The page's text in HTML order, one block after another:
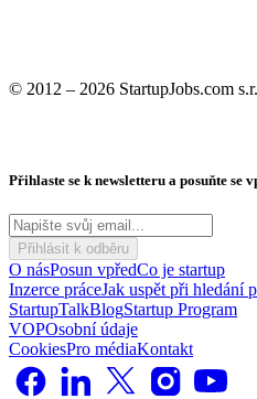
© 2012 – 2026 StartupJobs.com
Přihlaste se k newsletteru a posuňte se
Přihlásit k odběru
O násPosun vpředCo je startup
Inzerce práceJak uspět při hledání
StartupTalkBlogStartup Program
VOPOsobní údaje
CookiesPro médiaKontakt